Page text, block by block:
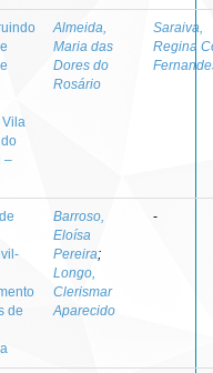
–
Almeida,
Maria das
Dores do
Rosário
Saraiva,
Regina
de
Barroso,
Eloísa
Pereira;
Longo,
Clerismar
Aparecido
-